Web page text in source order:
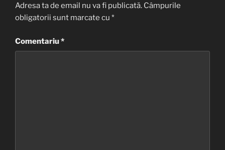
Adresa ta de email nu va fi publicată. Câmpurile
obligatorii sunt marcate cu *
Comentariu*